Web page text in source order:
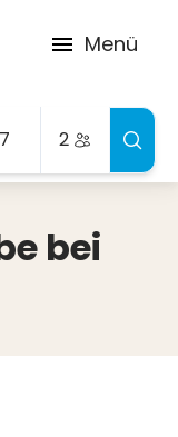
Menü
2
bei